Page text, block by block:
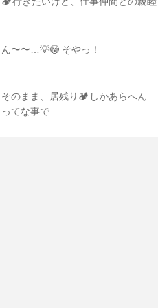
ん〜〜…💡😳 そやっ！
そのまま、居残り🏕しかあらへん
ってな事で